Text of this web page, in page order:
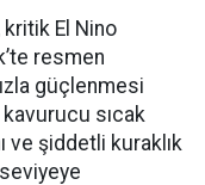
El Nino
resmen
güçlenmesi
sıcak
ve şiddetli kuraklık